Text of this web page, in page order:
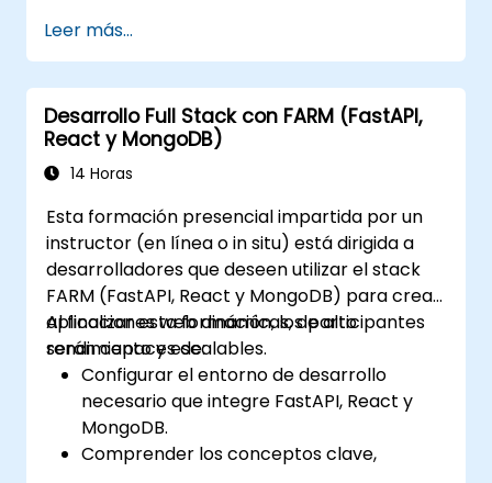
su aplicación web.
Leer más...
Desarrollo Full Stack con FARM (FastAPI,
React y MongoDB)
14 Horas
Esta formación presencial impartida por un
instructor (en línea o in situ) está dirigida a
desarrolladores que deseen utilizar el stack
FARM (FastAPI, React y MongoDB) para crear
aplicaciones web dinámicas, de alto
rendimiento y escalables.
Al finalizar esta formación, los participantes
serán capaces de:
Configurar el entorno de desarrollo
necesario que integre FastAPI, React y
MongoDB.
Comprender los conceptos clave,